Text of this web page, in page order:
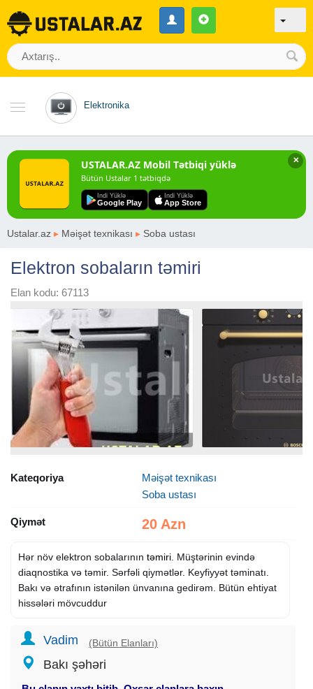
Elektronika
✕
USTALAR.AZ Mobil Tətbiqi yüklə
Bütün Ustalar 1 tətbiqdə
Indi Yüklə
Google Play
Indi Yüklə
App Store
Ustalar.az ▸ Məişət texnikası ▸ Soba ustası
Elektron sobaların təmiri
Elan kodu: 67113
Kateqoriya
Məişət texnikası
Soba ustası
Qiymət 20 Azn
Hər növ elektron sobalarının təmiri . Müştərinin evində
diaqnostika və təmir. Sərfəli qiymətlər. Keyfiyyət təminatı.
Bakı və ətrafının istənilən ünvanına gedirəm. Bütün ehtiyat
hissələri mövcuddur
Vadim (Bütün Elanları)
Bakı şəhəri